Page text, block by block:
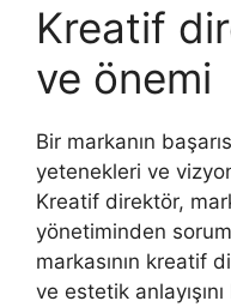
Kreatif
ve önemi
Bir markanın
yetenekleri ve
Kreatif direktör,
yönetiminden
markasının kreatif
ve estetik